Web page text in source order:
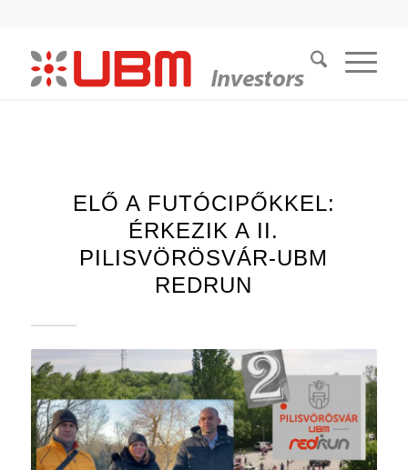
ELŐ A FUTÓCIPŐKKEL:
ÉRKEZIK A II.
PILISVÖRÖSVÁR-UBM
REDRUN